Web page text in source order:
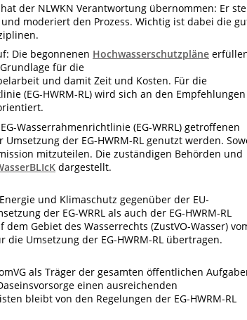
der NLWKN Verantwortung übernommen: Er
moderiert den Prozess. Wichtig ist dabei die
Die begonnenen Hochwasserschutzpläne
für die
und damit Zeit und Kosten. Für die
(EG-HWRM-RL) wird sich an den Empfehlungen
Wasserrahmenrichtlinie (EG-WRRL) getroffenen
der EG-HWRM-RL genutzt werden.
mitzuteilen. Die zuständigen Behörden und
dargestellt.
und Klimaschutz gegenüber der EU-
der EG-WRRL als auch der EG-HWRM-RL
Gebiet des Wasserrechts (ZustVO-Wasser)
Umsetzung der EG-HWRM-RL übertragen.
als Träger der gesamten öffentlichen
einen ausreichenden
bleibt von den Regelungen der EG-HWRM-RL